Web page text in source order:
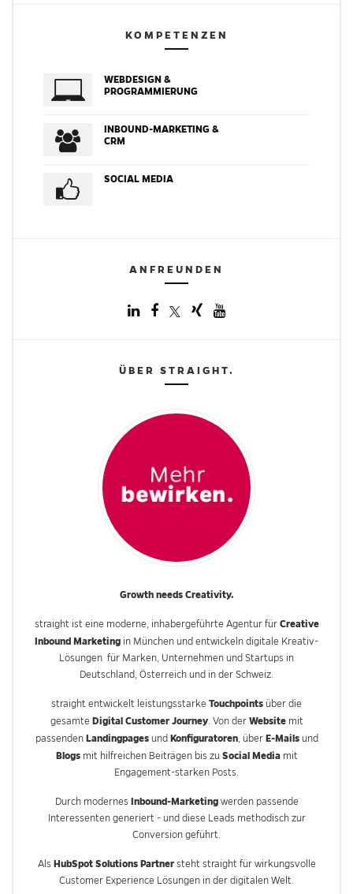
KOMPETENZEN
WEBDESIGN &
PROGRAMMIERUNG
INBOUND-MARKETING &
CRM
SOCIAL MEDIA
ANFREUNDEN
ÜBER STRAIGHT.
Growth needs Creativity.
straight ist eine moderne, inhabergeführte Agentur für Creative
Inbound Marketing in München und entwickeln digitale Kreativ-
Lösungen für Marken, Unternehmen und Startups in
Deutschland, Österreich und in der Schweiz.
straight entwickelt leistungsstarke Touchpoints über die
gesamte Digital Customer Journey. Von der Websitemit
passenden Landingpagesund Konfiguratoren, über E-Mailsund
Blogsmit hilfreichen Beiträgen bis zu Social Mediamit
Engagement-starken Posts.
Durch modernes Inbound-Marketingwerden passende
Interessenten generiert - und diese Leads methodisch zur
Conversion geführt.
Als HubSpot Solutions Partnersteht straight für wirkungsvolle
Customer Experience Lösungen in der digitalen Welt.